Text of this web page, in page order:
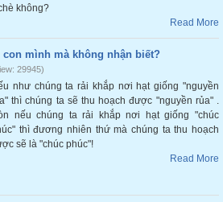
không?
Read More
con mình mà không nhận biết?
29945)
như chúng ta rải khắp nơi hạt giống "nguyền
thì chúng ta sẽ thu hoạch được "nguyền rủa" .
nếu chúng ta rải khắp nơi hạt giống "chúc
thì đương nhiên thứ mà chúng ta thu hoạch
sẽ là "chúc phúc"!
Read More